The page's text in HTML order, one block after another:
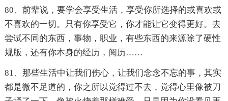
80、前辈说，要学会享受生活，享受你所选择的或喜欢或
不喜欢的一切。只有你享受它，你才能让它变得更好。去
尝试不同的东西，事物，职业，有些东西的来源除了硬性
规版，还有你本身的经历，阅历……
81、那些生活中让我们伤心，让我们念念不忘的事，其实
都是微不足道的，你之所以觉得过不去，觉得心里像被刀